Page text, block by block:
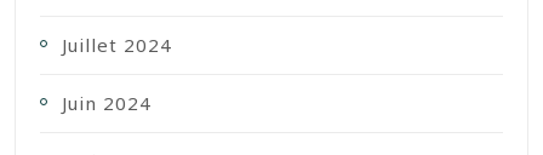
Juillet 2024
Juin 2024